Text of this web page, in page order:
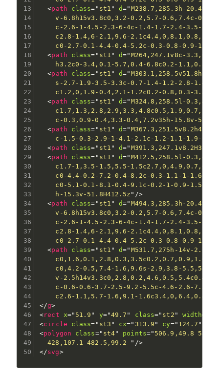
<path class= " st1 " d=" M238.7,285.3h-
v-6.8h15v3.8c0,3.2-0.2,5.7-0.6,7.4c-
c-2.6-1-4.5-2.3-6-4c-1.4-1.7-2.4-3.5-
c2.8-1.4,6-2.1,9.6-
c0-2.7-0.1-4.4-0.4-5.2c-0.3-0.8-0.9-
<path class= " st1 " d=" M264,247.1v8c-3.3,0-
h3.2c0-3.4,0.1-5.7,0.4-6.8c0.2-1.1,0.8-
<path class= " st1 " d=" M303.1,258.5v51.8h-
s-2.7-1.9-3.5-3.3c-0.7-1.4-1.2-2.8-1.4-
c1.2,0,1.9-0.4,2.1-1.2c0.2-0.8,0.3-
<path class= " st1 " d=" M324.8,258.5l-
c-0.3,0.9-0.4,3.3-0.4,7.2v35h-15.8v-
<path class= " st1 " d="
c-1.5-0.3-2.9-1-4.1-2.1c-1.2-1.1-1.9-
<path class= " st1 " d="
<path class= " st1 " d=" M412.5,258.5l-
c1.7-1,3.5-1.5,5.5-
c0-4.4-0.2-7.2-0.4-8.2c-0.3-1.1-1-1.6-
c0-5.1-0.1-8.1-0.4-9.1c-0.2-1-0.9-1.5-
    h-15.3v-51.8H412.5z
" />
<path class= " st1 " d=" M494.3,285.3h-
v-6.8h15v3.8c0,3.2-0.2,5.7-0.6,7.4c-
c-2.6-1-4.5-2.3-6-4c-1.4-1.7-2.4-3.5-
c2.8-1.4,6-2.1,9.6-
c0-2.7-0.1-4.4-0.4-5.2c-0.3-0.8-0.9-
<path class= " st1 " d=" M531.7,275h-14v-
c0,4.2-0.5,7.4-1.6,9.6s-2.9,3.8-5.5,5c-
v-
c-0.6-0.6-3.7-2.5-9.2-5.5c-4.6-2.6-7.5-
c2.6-1.1,5.7-1.6,9.1-
</g>
<rect x=" 51.9 " y="49.7 " class=" st2 " width=
<circle class= " st3 " cx=" 313.9 " cy=" 124.7 "
<polygon class=" st4" points=" 506.9,49.8
  428,107.1 482.5,99.2
" />
</svg>